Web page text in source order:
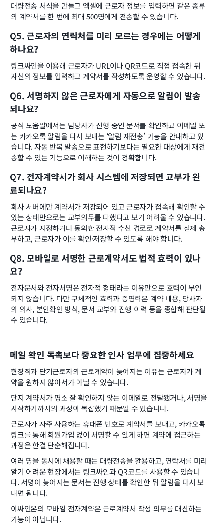
대량전송 서식을 만들고 엑셀에 근로자 정보를 입력하면 같은 종류
의 계약서를 한 번에 최대 500명에게 전송할 수 있습니다.
Q5. 근로자의 연락처를 미리 모르는 경우에는 어떻게
하나요?
링크싸인을 이용해 근로자가 URL이나 QR코드로 직접 접속한 뒤
자신의 정보를 입력하고 계약서를 작성하도록 운영할 수 있습니다.
Q6. 서명하지 않은 근로자에게 자동으로 알림이 발송
되나요?
공식 도움말에서는 담당자가 진행 중인 문서를 확인하고 이메일 또
는 카카오톡 알림을 다시 보내는 ‘알림 재전송’ 기능을 안내하고 있
습니다. 자동 반복 발송으로 표현하기보다는 필요한 대상에게 재전
송할 수 있는 기능으로 이해하는 것이 정확합니다.
Q7. 전자계약서가 회사 시스템에 저장되면 교부가 완
료되나요?
회사 서버에만 계약서가 저장되어 있고 근로자가 접속해 확인할 수
있는 상태만으로는 교부의무를 다했다고 보기 어려울 수 있습니다.
근로자가 지정하거나 동의한 전자적 수신 경로로 계약서를 실제 송
부하고, 근로자가 이를 확인·저장할 수 있도록 해야 합니다.
Q8. 모바일로 서명한 근로계약서도 법적 효력이 있나
요?
전자문서와 전자서명은 전자적 형태라는 이유만으로 효력이 부인
되지 않습니다. 다만 구체적인 효력과 증명력은 계약 내용, 당사자
의 의사, 본인확인 방식, 문서 교부와 진행 이력 등을 종합해 판단될
수 있습니다.
메일 확인 독촉보다 중요한 인사 업무에 집중하세요
현장직과 단기근로자의 근로계약이 늦어지는 이유는 근로자가 계
약을 원하지 않아서가 아닐 수 있습니다.
단지 계약서가 평소 잘 확인하지 않는 이메일로 전달됐거나, 서명을
시작하기까지의 과정이 복잡했기 때문일 수 있습니다.
근로자가 자주 사용하는 휴대폰 번호로 계약서를 보내고, 카카오톡
링크를 통해 회원가입 없이 서명할 수 있게 하면 계약에 접근하는
과정은 한결 단순해집니다.
여러 명을 동시에 채용할 때는 대량전송을 활용하고, 연락처를 미리
알기 어려운 현장에서는 링크싸인과 QR코드를 사용할 수 있습니
다. 서명이 늦어지는 문서는 진행 상태를 확인한 뒤 알림을 다시 보
내면 됩니다.
이싸인온의 모바일 전자계약은 근로계약서 작성 의무를 대신하는
기능이 아닙니다.